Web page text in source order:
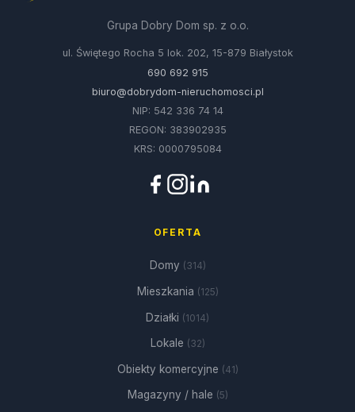
Grupa Dobry Dom sp. z o.o.
ul. Świętego Rocha 5 lok. 202, 15-879 Białystok
690 692 915
biuro@dobrydom-nieruchomosci.pl
NIP: 542 336 74 14
REGON: 383902935
KRS: 0000795084
OFERTA
Domy (314)
Mieszkania (125)
Działki (1014)
Lokale (32)
Obiekty komercyjne (41)
Magazyny / hale (5)